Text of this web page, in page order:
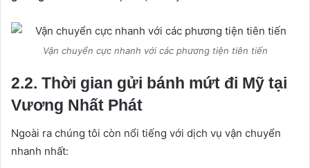
Vận chuyển cực nhanh với các phương tiện tiên tiến
2.2. Thời gian gửi bánh mứt đi Mỹ tại
Vương Nhất Phát
Ngoài ra chúng tôi còn nổi tiếng với dịch vụ vận chuyển
nhanh nhất: